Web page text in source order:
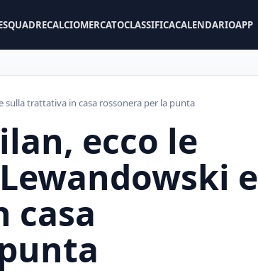
SQUADRECALCIOMERCATOCLASSIFICACALENDARIOAPP
sulla trattativa in casa rossonera per la punta
ecco le
e